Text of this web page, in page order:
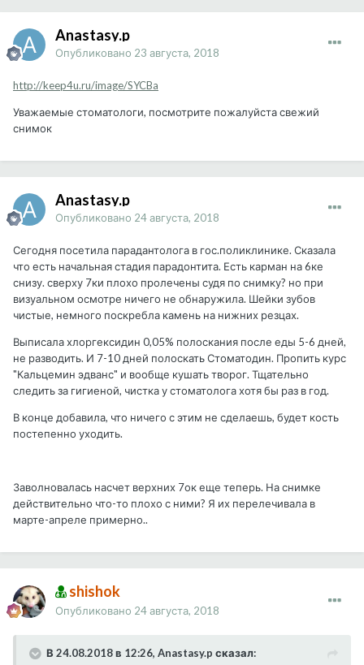
Anastasy.p
Опубликовано 23 августа, 2018
http://keep4u.ru/image/SYCBa
Уважаемые стоматологи, посмотрите пожалуйста свежий
снимок
Anastasy.p
Опубликовано 24 августа, 2018
Сегодня посетила парадантолога в гос.поликлинике. Сказала
что есть начальная стадия парадонтита. Есть карман на 6ке
снизу. сверху 7ки плохо пролечены судя по снимку? но при
визуальном осмотре ничего не обнаружила. Шейки зубов
чистые, немного поскребла камень на нижних резцах.
Выписала хлоргексидин 0,05% полоскания после еды 5-6 дней,
не разводить. И 7-10 дней полоскать Стоматодин. Пропить курс
"Кальцемин эдванс" и вообще кушать творог. Тщательно
следить за гигиеной, чистка у стоматолога хотя бы раз в год.
В конце добавила, что ничего с этим не сделаешь, будет кость
постепенно уходить.
Заволновалась насчет верхних 7ок еще теперь. На снимке
действительно что-то плохо с ними? Я их перелечивала в
марте-апреле примерно..
shishok
Опубликовано 24 августа, 2018
В 24.08.2018 в 12:26, Anastasy.p сказал: